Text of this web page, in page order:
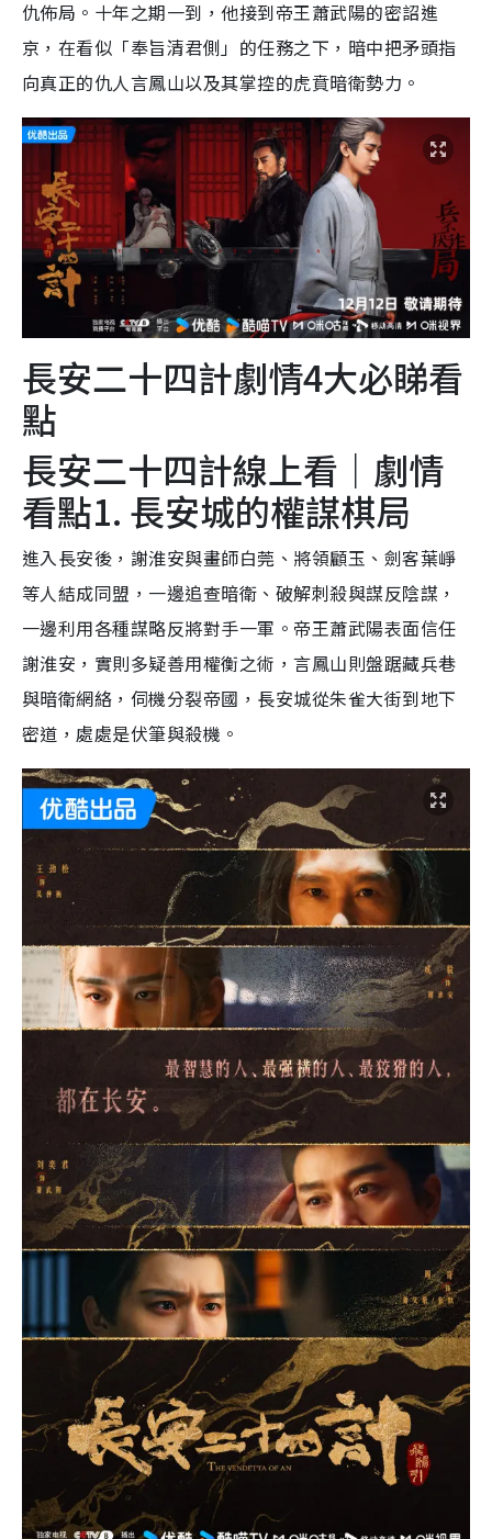
仇佈局。十年之期一到，他接到帝王蕭武陽的密詔進
京，在看似「奉旨清君側」的任務之下，暗中把矛頭指
向真正的仇人言鳳山以及其掌控的虎賁暗衛勢力。
長安二十四計劇情4大必睇看
點
長安二十四計線上看｜劇情
看點1. 長安城的權謀棋局
進入長安後，謝淮安與畫師白莞、將領顧玉、劍客葉崢
等人結成同盟，一邊追查暗衛、破解刺殺與謀反陰謀，
一邊利用各種謀略反將對手一軍。帝王蕭武陽表面信任
謝淮安，實則多疑善用權衡之術，言鳳山則盤踞藏兵巷
與暗衛網絡，伺機分裂帝國，長安城從朱雀大街到地下
密道，處處是伏筆與殺機。